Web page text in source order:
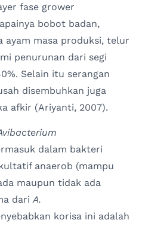
fase grower
bobot badan,
ayam masa produksi, telur
penurunan dari segi
Selain itu serangan
disembuhkan juga
afkir (Ariyanti, 2007).
dalam bakteri
anaerob (mampu
maupun tidak ada
dariA.
korisa ini adalah